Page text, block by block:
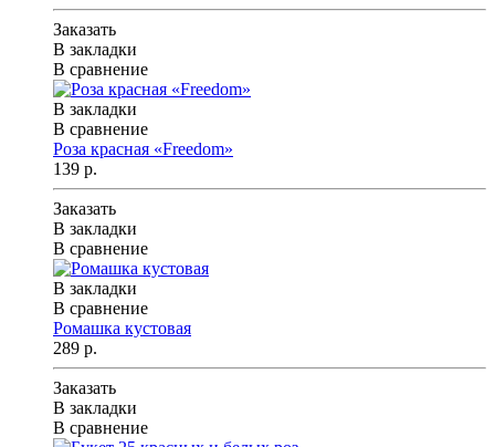
Заказать
В закладки
В сравнение
В закладки
В сравнение
Роза красная «Freedom»
139 р.
Заказать
В закладки
В сравнение
В закладки
В сравнение
Ромашка кустовая
289 р.
Заказать
В закладки
В сравнение